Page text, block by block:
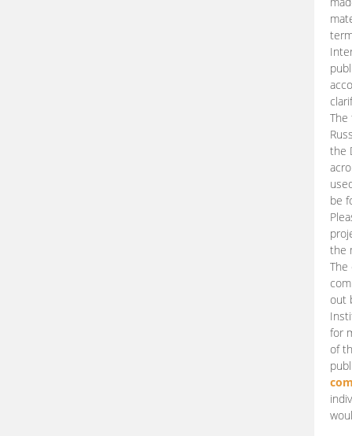
The
the
be
the
The
out
for
of